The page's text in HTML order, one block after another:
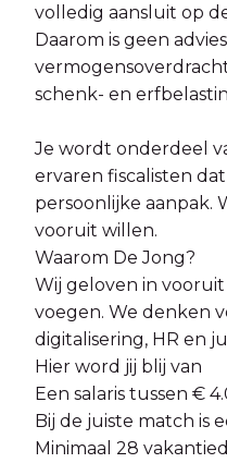
volledig aansluit op
Daarom is geen
schenk- en
Je wordt onderdeel
ervaren fiscalisten
persoonlijke
vooruit willen.
Waarom De Jong?
Wij geloven in
voegen. We denken
digitalisering, HR en
Hier word jij blij van
Een salaris tussen €
Bij de juiste match is
Minimaal 28